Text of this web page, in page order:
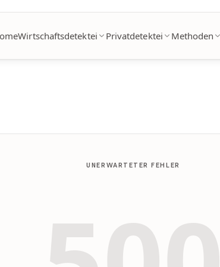
Wirtschaftsdetektei Privatdetektei Methoden
UNERWARTETER FEHLER